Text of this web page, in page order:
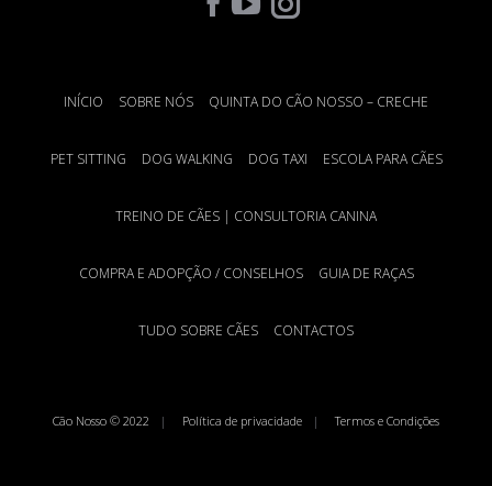
INÍCIO SOBRE NÓS QUINTA DO CÃO NOSSO – CRECHE
PET SITTING DOG WALKING DOG TAXI ESCOLA PARA CÃES
TREINO DE CÃES | CONSULTORIA CANINA
COMPRA E ADOPÇÃO / CONSELHOS GUIA DE RAÇAS
TUDO SOBRE CÃES CONTACTOS
Cão Nosso © 2022 Política de privacidade Termos e Condições